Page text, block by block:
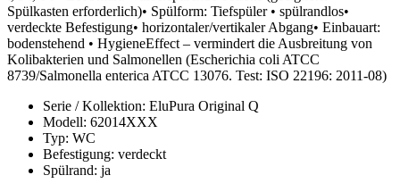
Spülkasten erforderlich)• Spülform: Tiefspüler • spülrandlos•
verdeckte Befestigung• horizontaler/vertikaler Abgang• Einbauart:
bodenstehend • HygieneEffect – vermindert die Ausbreitung von
Kolibakterien und Salmonellen (Escherichia coli ATCC
8739/Salmonella enterica ATCC 13076. Test: ISO 22196: 2011-08)
Serie / Kollektion: EluPura Original Q
Modell: 62014XXX
Typ: WC
Befestigung: verdeckt
Spülrand: ja